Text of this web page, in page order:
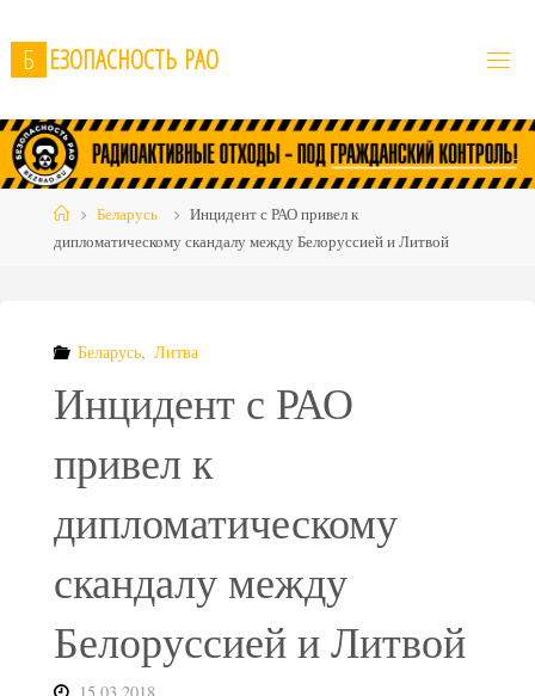
to
content
Б ЕЗОПАСНОСТЬ РАО
HomeБеларусь
Инцидент с РАО привел к
дипломатическому скандалу между Белоруссией и Литвой
Беларусь, Литва
Инцидент с РАО
привел к
дипломатическому
скандалу между
Белоруссией и Литвой